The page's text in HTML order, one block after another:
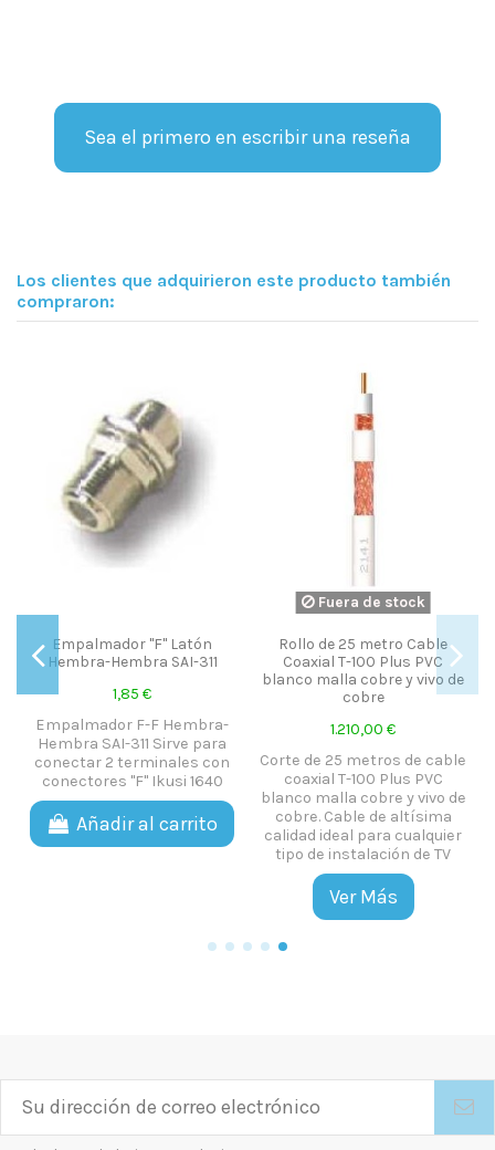
Sea el primero en escribir una reseña
Los clientes que adquirieron este producto también
compraron:
Empalmador "F" Latón
Hembra-Hembra SAI-311
1,85 €
Empalmador F-F Hembra-
Hembra SAI-311 Sirve para
conectar 2 terminales con
conectores "F" Ikusi 1640
Añadir al carrito
Fuera de stock
Rollo de 25 metro Cable
Coaxial T-100 Plus PVC
blanco malla cobre y vivo de
cobre
1.210,00 €
Corte de 25 metros de cable
coaxial T-100 Plus PVC
blanco malla cobre y vivo de
cobre. Cable de altísima
calidad ideal para cualquier
tipo de instalación de TV
Ver Más